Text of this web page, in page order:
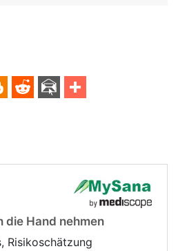
die Hand nehmen
Risikoschätzung